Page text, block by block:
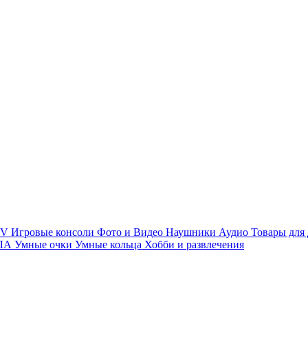
Игровые консоли Фото и Видео Наушники Аудио Товары для
Умные очки Умные кольца Хобби и развлечения